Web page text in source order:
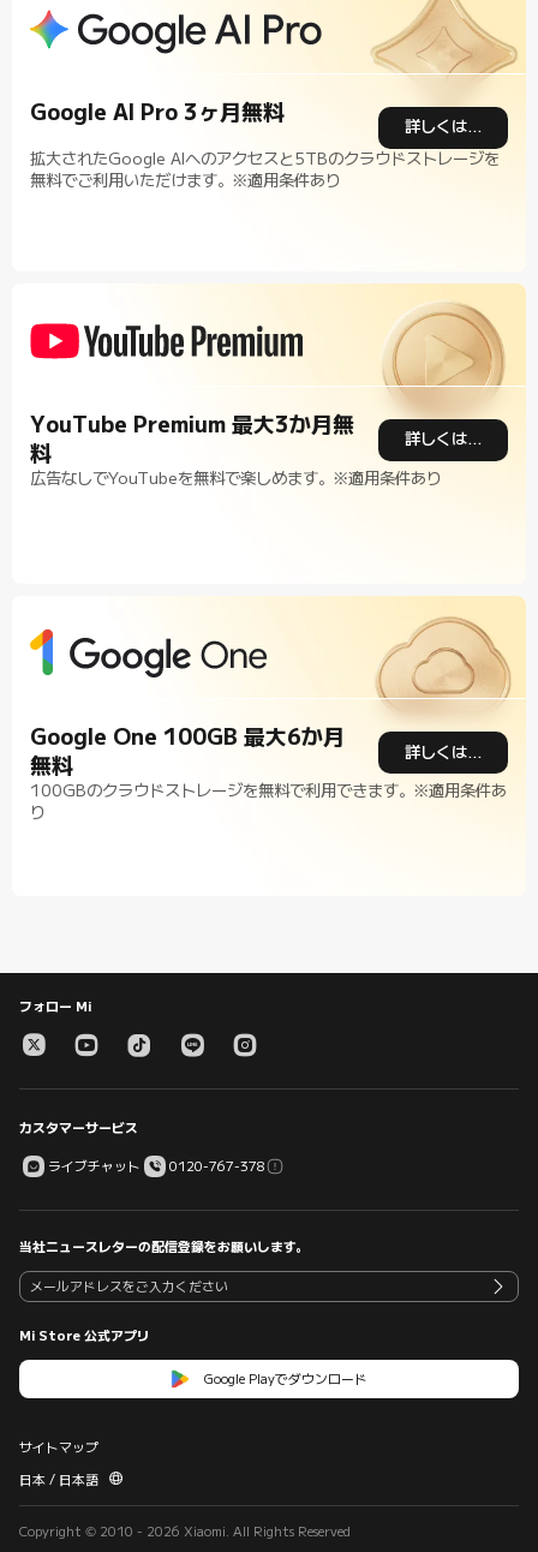
Google AI Pro 3ヶ月無料
詳しくはこちら
拡大されたGoogle Alへのアクセスと5TBのクラウドストレージを
無料でご利用いただけます。※適用条件あり
YouTube Premium 最大3か月無
料
詳しくはこちら
広告なしでYouTubeを無料で楽しめます。※適用条件あり
Google One 100GB 最大6か月
無料
詳しくはこちら
100GBのクラウドストレージを無料で利用できます。※適用条件あ
り
フォロー Mi
カスタマーサービス
ライブチャット 0120-767-378
当社ニュースレターの配信登録をお願いします。
Mi Store 公式アプリ
Google Playでダウンロード
サイトマップ
日本 / 日本語
Copyright © 2010 - 2026 Xiaomi. All Rights Reserved